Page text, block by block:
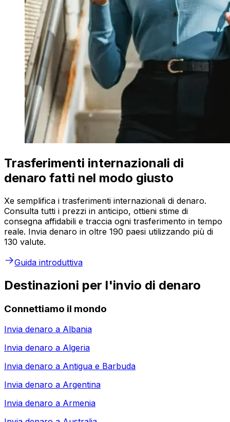
Trasferimenti internazionali di
denaro fatti nel modo giusto
Xe semplifica i trasferimenti internazionali di denaro.
Consulta tutti i prezzi in anticipo, ottieni stime di
consegna affidabili e traccia ogni trasferimento in tempo
reale. Invia denaro in oltre 190 paesi utilizzando più di
130 valute.
Guida introduttiva
Destinazioni per l'invio di denaro
Connettiamo il mondo
Invia denaro a Albania
Invia denaro a Algeria
Invia denaro a Antigua e Barbuda
Invia denaro a Argentina
Invia denaro a Armenia